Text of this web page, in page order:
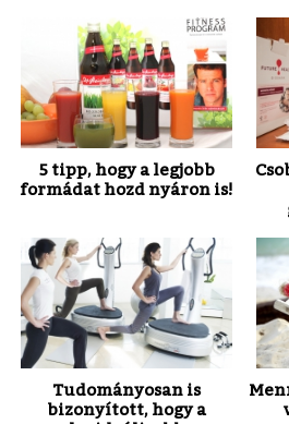
5 tipp, hogy a legjobb
formádat hozd nyáron is!
Tudományosan is
bizonyított, hogy a